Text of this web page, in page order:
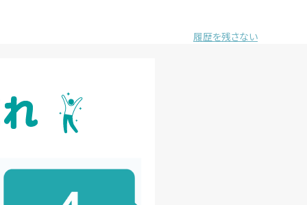
履歴を残さない